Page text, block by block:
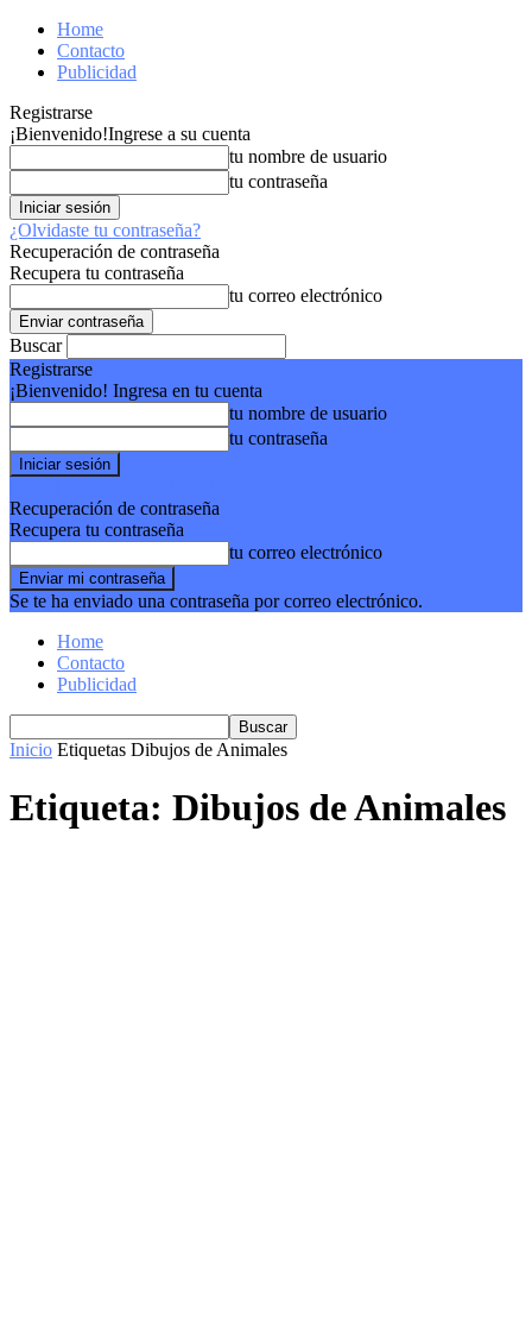
Home
Contacto
Publicidad
Registrarse
¡Bienvenido!Ingrese a su cuenta
tu nombre de usuario
tu contraseña
¿Olvidaste tu contraseña?
Recuperación de contraseña
Recupera tu contraseña
tu correo electrónico
Buscar
Registrarse
¡Bienvenido! Ingresa en tu cuenta
tu nombre de usuario
tu contraseña
Recuperación de contraseña
Recupera tu contraseña
tu correo electrónico
Se te ha enviado una contraseña por correo electrónico.
Home
Contacto
Publicidad
Inicio Etiquetas Dibujos de Animales
Etiqueta: Dibujos de Animales